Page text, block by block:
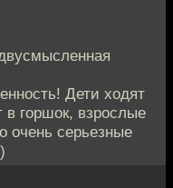
Дети ходят
в горшок, взрослые
очень серьезные